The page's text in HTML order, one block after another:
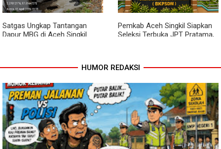
Satgas Ungkap Tantangan
Dapur MBG di Aceh Singkil
Pemkab Aceh Singkil Siapkan
Seleksi Terbuka JPT Pratama,
HUMOR REDAKSI